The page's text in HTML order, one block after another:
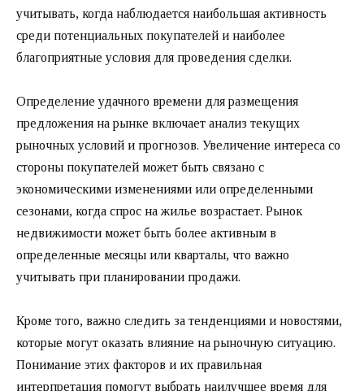
учитывать, когда наблюдается наибольшая активность
среди потенциальных покупателей и наиболее
благоприятные условия для проведения сделки.
Определение удачного времени для размещения
предложения на рынке включает анализ текущих
рыночных условий и прогнозов. Увеличение интереса со
стороны покупателей может быть связано с
экономическими изменениями или определенными
сезонами, когда спрос на жилье возрастает. Рынок
недвижимости может быть более активным в
определенные месяцы или кварталы, что важно
учитывать при планировании продажи.
Кроме того, важно следить за тенденциями и новостями,
которые могут оказать влияние на рыночную ситуацию.
Понимание этих факторов и их правильная
интерпретация помогут выбрать наилучшее время для